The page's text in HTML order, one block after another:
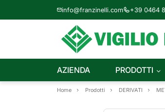
info@franzinelli.com +39 0464
AZIENDA PRODOTTI
Home Prodotti DERIVATI